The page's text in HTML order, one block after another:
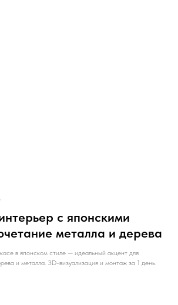
с японскими
металла и дерева
в японском стиле — идеальный акцент для
и металла. 3D-визуализация и монтаж за 1 день.